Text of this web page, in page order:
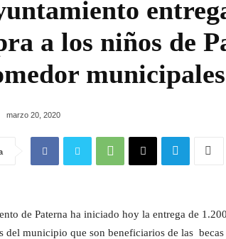
a los niños de
municipales
marzo 20, 2020
de Paterna ha iniciado hoy la entrega de
del municipio que son beneficiarios de las